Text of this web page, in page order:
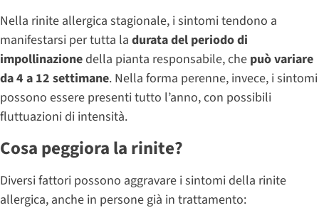
Nella rinite allergica stagionale, i sintomi tendono a
manifestarsi per tutta la durata del periodo di
impollinazione della pianta responsabile, che può variare
da 4 a 12 settimane. Nella forma perenne, invece, i sintomi
possono essere presenti tutto l’anno, con possibili
fluttuazioni di intensità.
Cosa peggiora la rinite?
Diversi fattori possono aggravare i sintomi della rinite
allergica, anche in persone già in trattamento: